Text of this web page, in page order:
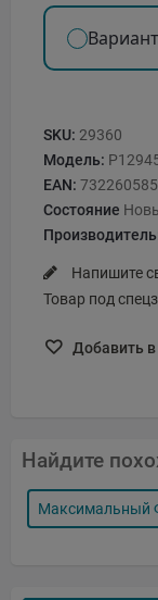
SKU: 29360
Модель:
EAN:
Состояние
Напишите
Товар под
Добавить в
Найдите
Максимальный